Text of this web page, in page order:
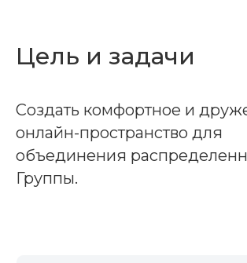
Цель и задачи
Создать комфортное и
онлайн-пространство для
объединения
Группы.